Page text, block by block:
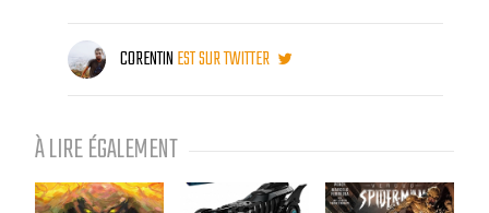
CORENTINEST SUR TWITTER
À LIRE ÉGALEMENT